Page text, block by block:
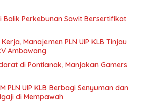
Balik Perkebunan Sawit Bersertifikat
Manajemen PLN UIP KLB Tinjau
Ambawang
di Pontianak, Manjakan Gamers
PLN UIP KLB Berbagi Senyuman dan
di Mempawah